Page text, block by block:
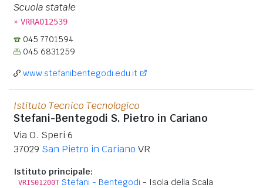
Scuola statale
» VRRA012539
045 7701594
045 6831259
www.stefanibentegodi.edu.it
Istituto Tecnico Tecnologico
Stefani-Bentegodi S. Pietro in Cariano
Via O. Speri 6
37029 San Pietro in Cariano VR
Istituto principale:
VRIS01200T Stefani - Bentegodi - Isola della Scala